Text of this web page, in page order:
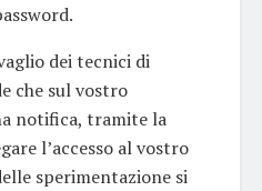
dei tecnici di
che sul vostro
notifica, tramite la
l’accesso al vostro
sperimentazione si